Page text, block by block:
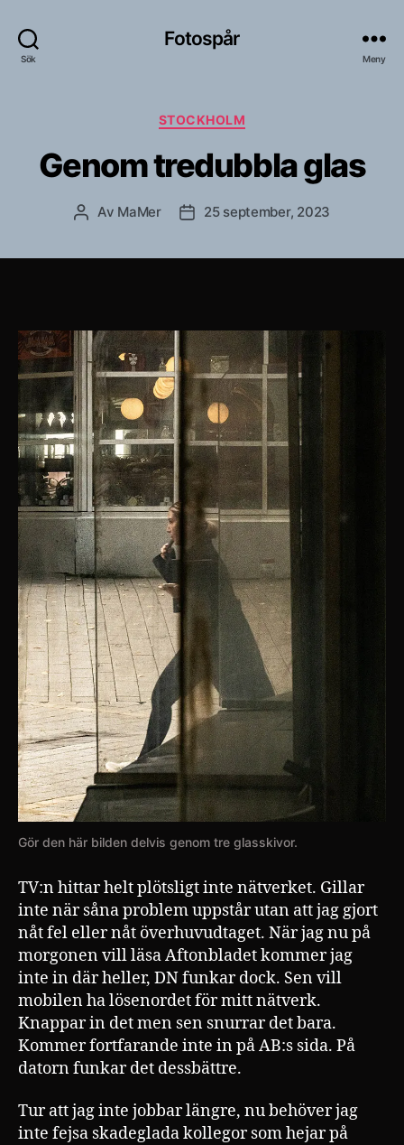
Sök
Fotospår
Meny
Kategorier
STOCKHOLM
Genom tredubbla glas
Inläggsförfattare
Av MaMer Inläggsdatum
25 september, 2023
Gör den här bilden delvis genom tre glasskivor.
TV:n hittar helt plötsligt inte nätverket. Gillar
inte när såna problem uppstår utan att jag gjort
nåt fel eller nåt överhuvudtaget. När jag nu på
morgonen vill läsa Aftonbladet kommer jag
inte in där heller, DN funkar dock. Sen vill
mobilen ha lösenordet för mitt nätverk.
Knappar in det men sen snurrar det bara.
Kommer fortfarande inte in på AB:s sida. På
datorn funkar det dessbättre.
Tur att jag inte jobbar längre, nu behöver jag
inte fejsa skadeglada kollegor som hejar på